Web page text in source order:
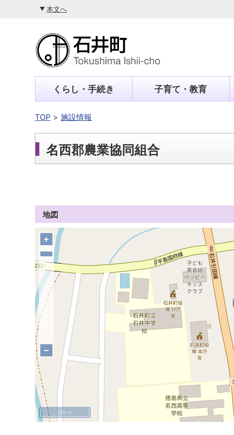
本文へ
くらし・手続き 子育て・教育
TOP 施設情報
名西郡農業協同組合
地図
+
−
100 m